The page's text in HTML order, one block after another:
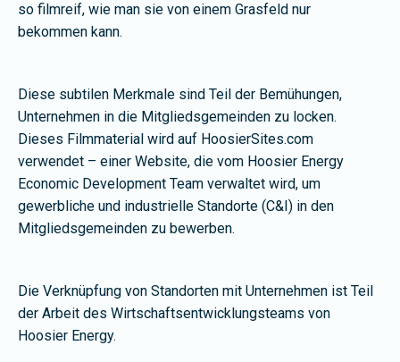
so filmreif, wie man sie von einem Grasfeld nur
bekommen kann.
Diese subtilen Merkmale sind Teil der Bemühungen,
Unternehmen in die Mitgliedsgemeinden zu locken.
Dieses Filmmaterial wird auf HoosierSites.com
verwendet – einer Website, die vom Hoosier Energy
Economic Development Team verwaltet wird, um
gewerbliche und industrielle Standorte (C&I) in den
Mitgliedsgemeinden zu bewerben.
Die Verknüpfung von Standorten mit Unternehmen ist Teil
der Arbeit des Wirtschaftsentwicklungsteams von
Hoosier Energy.